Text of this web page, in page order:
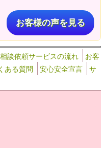
お客様の声を見る
談依頼サービスの流れ
お客
ある質問 安心安全宣言
サ